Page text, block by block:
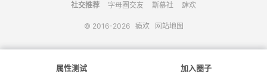
社交推荐 字母圈交友 斯慕社 肆欢
© 2016-2026 瘾欢 网站地图
属性测试 加入圈子